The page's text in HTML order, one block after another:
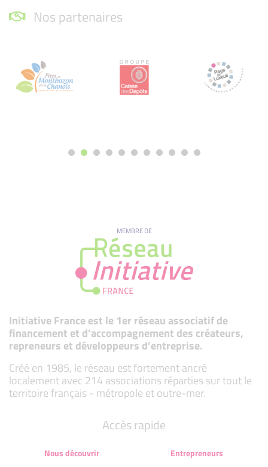
Nos partenaires
MEMBRE DE
Initiative France est le 1er réseau associatif de
financement et d’accompagnement des créateurs,
repreneurs et développeurs d’entreprise.
Créé en 1985, le réseau est fortement ancré
localement avec 214 associations réparties sur tout le
territoire français - métropole et outre-mer.
Accès rapide
Nous découvrir
Entrepreneurs